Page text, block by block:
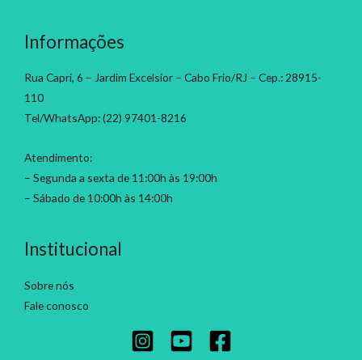
Informações
Rua Capri, 6 – Jardim Excelsior – Cabo Frio/RJ – Cep.: 28915-
110
Tel/WhatsApp: (22) 97401-8216
Atendimento:
– Segunda a sexta de 11:00h às 19:00h
– Sábado de 10:00h às 14:00h
Institucional
Sobre nós
Fale conosco